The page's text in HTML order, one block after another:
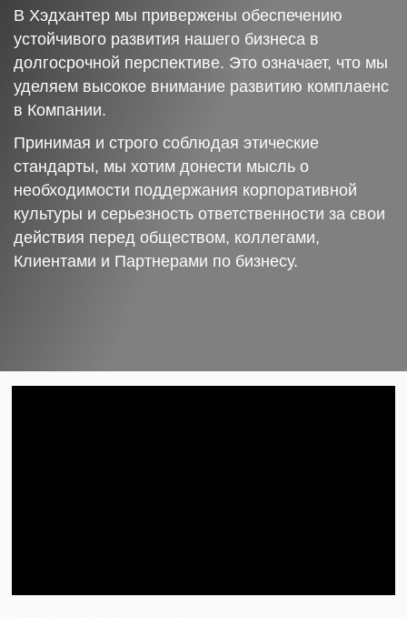
В Хэдхантер мы привержены обеспечению
устойчивого развития нашего бизнеса в
долгосрочной перспективе. Это означает, что мы
уделяем высокое внимание развитию комплаенс
в Компании.
Принимая и строго соблюдая этические
стандарты, мы хотим донести мысль о
необходимости поддержания корпоративной
культуры и серьезность ответственности за свои
действия перед обществом, коллегами,
Клиентами и Партнерами по бизнесу.